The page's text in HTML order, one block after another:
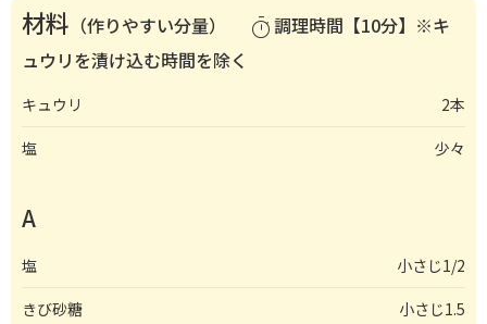
材料 （作りやすい分量） timer調理時間【10分】※キ
ュウリを漬け込む時間を除く
キュウリ
2本
塩
少々
A
塩
小さじ1/2
きび砂糖
小さじ1.5